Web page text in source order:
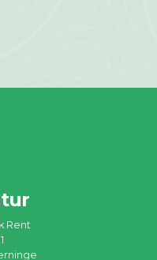
Rent